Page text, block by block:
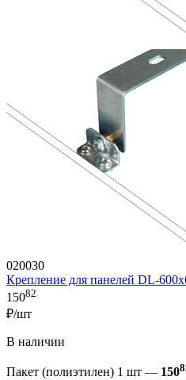
020030
Крепление для панелей DL-
15082
₽/шт
В наличии
Пакет (полиэтилен) 1 шт — 150